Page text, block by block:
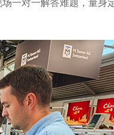
一对一解答难题，量身